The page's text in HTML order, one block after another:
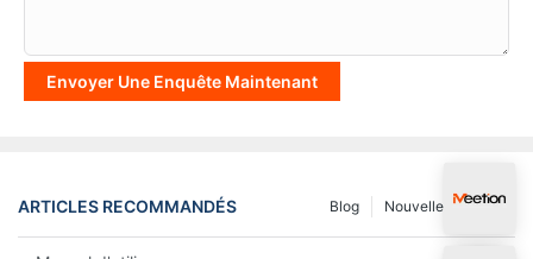
Envoyer Une Enquête Maintenant
ARTICLES RECOMMANDÉS FAQ
Nouvelles
Blog